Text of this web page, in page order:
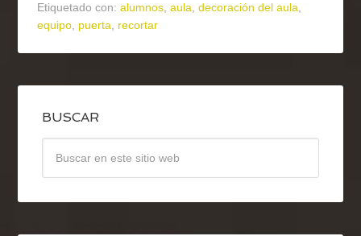
Etiquetado con:alumnos,aula,decoración del aula,
equipo, puerta, recortar
BUSCAR